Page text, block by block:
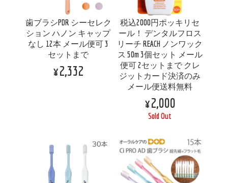
歯ブラシPDR シーセレク
ション ハノン キャップ
なし 12本 メール便可 3
セットまで
¥2,332
税込2000円ポッキリセ
ール！ デンタルフロス
リーチ REACH ノンワック
ス 50m 3個セット メール
便可 2セットまで クレ
ジットカード決済のみ
メール便送料無料
¥2,000
Sold Out